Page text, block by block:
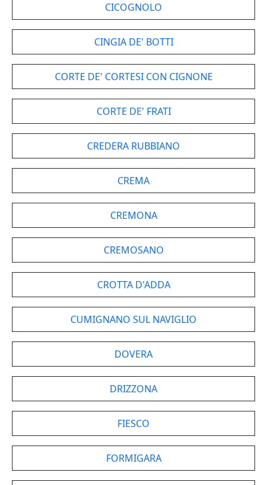
CICOGNOLO
CINGIA DE' BOTTI
CORTE DE' CORTESI CON CIGNONE
CORTE DE' FRATI
CREDERA RUBBIANO
CREMA
CREMONA
CREMOSANO
CROTTA D'ADDA
CUMIGNANO SUL NAVIGLIO
DOVERA
DRIZZONA
FIESCO
FORMIGARA